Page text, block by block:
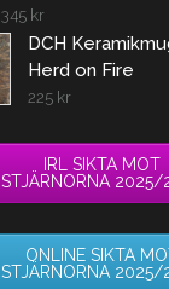
345 kr
DCH
Herd on Fire
225 kr
IRL SIKTA MOT
STJÄRNORNA 2025/
ONLINE SIKTA
STJÄRNORNA 2025/